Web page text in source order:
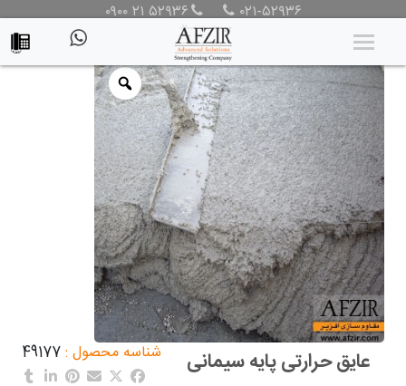
۰۲۱-۵۲۹۳۶ ۰۹۰۰ ۲۱ ۵۲۹۳۶ محصولات/محصولات/عایق صوتی و حرارتی/عایق معدنی/ عایق
حرارتی پایه سیمانی
عایق حرارتی پایه سیمانی شناسه محصول :49177